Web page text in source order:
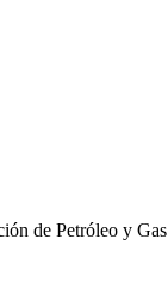
de Petróleo y Gas